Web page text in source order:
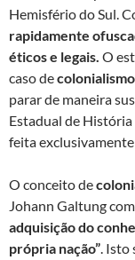
Hemisfério do Sul.
rapidamente
éticos e legais. O
caso de
parar de maneira
Estadual de
feita
O conceito de
Johann Galtung
adquisição do
própria nação”. Isto